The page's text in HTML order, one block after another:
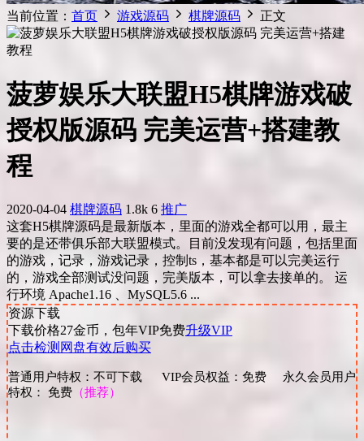
当前位置： 首页 游戏源码 棋牌源码 正文
菠萝娱乐大联盟H5棋牌游戏破
授权版源码 完美运营+搭建教
程
2020-04-04 棋牌源码 1.8k 6 推广
这套H5棋牌源码是最新版本，里面的游戏全都可以用，最主
要的是还带俱乐部大联盟模式。目前没发现有问题，包括里面
的游戏，记录，游戏记录，控制ts，基本都是可以完美运行
的，游戏全部测试没问题，完美版本，可以拿去接单的。 运
行环境 Apache1.16 、MySQL5.6 ...
资源下载
下载价格27金币，包年VIP免费升级VIP
点击检测网盘有效后购买
普通用户特权：不可下载 VIP会员权益：免费 永久会员用户
特权： 免费 （推荐）